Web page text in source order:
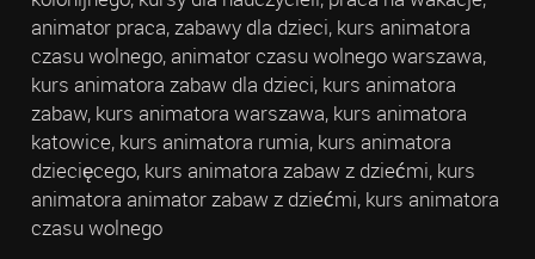
animator praca, zabawy dla dzieci, kurs animatora
czasu wolnego, animator czasu wolnego warszawa,
kurs animatora zabaw dla dzieci, kurs animatora
zabaw, kurs animatora warszawa, kurs animatora
katowice, kurs animatora rumia, kurs animatora
dziecięcego, kurs animatora zabaw z dziećmi, kurs
animatora animator zabaw z dziećmi, kurs animatora
czasu wolnego